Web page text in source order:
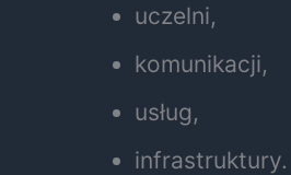
uczelni,
komunikacji,
usług,
infrastruktury.